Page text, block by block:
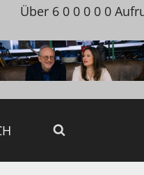
Über 6 0 0 0 0 0